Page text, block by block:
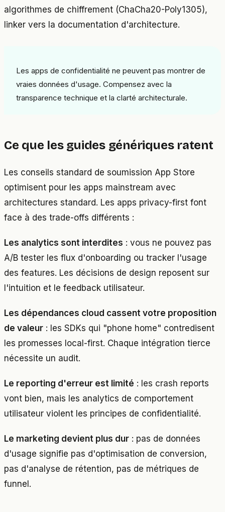
algorithmes de chiffrement (ChaCha20-Poly1305),
linker vers la documentation d'architecture.
Les apps de confidentialité ne peuvent pas montrer de
vraies données d'usage. Compensez avec la
transparence technique et la clarté architecturale.
Ce que les guides génériques ratent
Les conseils standard de soumission App Store
optimisent pour les apps mainstream avec
architectures standard. Les apps privacy-first font
face à des trade-offs différents :
Les analytics sont interdites : vous ne pouvez pas
A/B tester les flux d'onboarding ou tracker l'usage
des features. Les décisions de design reposent sur
l'intuition et le feedback utilisateur.
Les dépendances cloud cassent votre proposition
de valeur : les SDKs qui "phone home" contredisent
les promesses local-first. Chaque intégration tierce
nécessite un audit.
Le reporting d'erreur est limité : les crash reports
vont bien, mais les analytics de comportement
utilisateur violent les principes de confidentialité.
Le marketing devient plus dur : pas de données
d'usage signifie pas d'optimisation de conversion,
pas d'analyse de rétention, pas de métriques de
funnel.